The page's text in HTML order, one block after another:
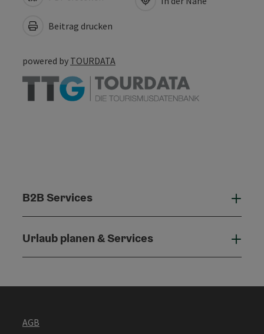
Beitrag drucken
powered by TOURDATA
B2B Services
Urlaub planen & Services
AGB